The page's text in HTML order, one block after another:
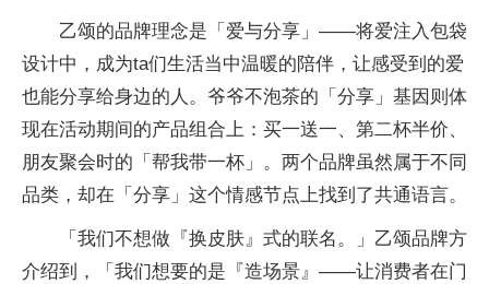
乙颂的品牌理念是「爱与分享」——将爱注入包袋
设计中，成为ta们生活当中温暖的陪伴，让感受到的爱
也能分享给身边的人。爷爷不泡茶的「分享」基因则体
现在活动期间的产品组合上：买一送一、第二杯半价、
朋友聚会时的「帮我带一杯」。两个品牌虽然属于不同
品类，却在「分享」这个情感节点上找到了共通语言。
「我们不想做『换皮肤』式的联名。」乙颂品牌方
介绍到，「我们想要的是『造场景』——让消费者在门